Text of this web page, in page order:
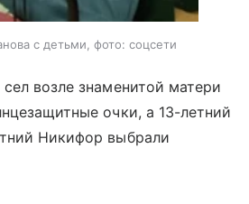
с детьми, фото: соцсети
возле знаменитой матери
очки, а 13-летний
Никифор выбрали